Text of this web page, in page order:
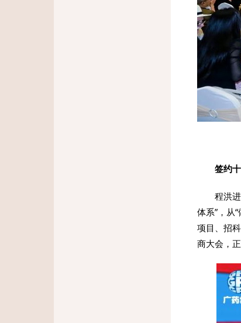
签约
程洪
体系”，从
项目、招
商大会，